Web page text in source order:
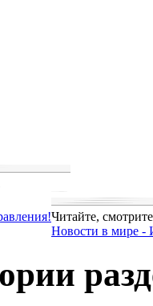
Читайте, смотрите
Новости в мире -